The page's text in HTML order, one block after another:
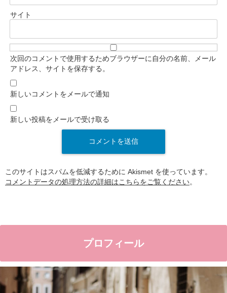
サイト
次回のコメントで使用するためブラウザーに自分の名前、メール
アドレス、サイトを保存する。
新しいコメントをメールで通知
新しい投稿をメールで受け取る
このサイトはスパムを低減するために Akismet を使っています。
コメントデータの処理方法の詳細はこちらをご覧ください。
プロフィール